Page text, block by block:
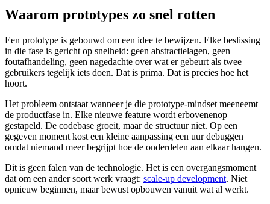
Waarom prototypes zo snel rotten
Een prototype is gebouwd om een idee te bewijzen. Elke beslissing
in die fase is gericht op snelheid: geen abstractielagen, geen
foutafhandeling, geen nagedachte over wat er gebeurt als twee
gebruikers tegelijk iets doen. Dat is prima. Dat is precies hoe het
hoort.
Het probleem ontstaat wanneer je die prototype-mindset meeneemt
de productfase in. Elke nieuwe feature wordt erbovenenop
gestapeld. De codebase groeit, maar de structuur niet. Op een
gegeven moment kost een kleine aanpassing een uur debuggen
omdat niemand meer begrijpt hoe de onderdelen aan elkaar hangen.
Dit is geen falen van de technologie. Het is een overgangsmoment
dat om een ander soort werk vraagt: scale-up development. Niet
opnieuw beginnen, maar bewust opbouwen vanuit wat al werkt.